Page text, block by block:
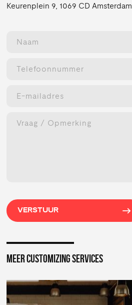
Keurenplein 9, 1069 CD Amsterdam
VERSTUUR
MEER CUSTOMIZING SERVICES